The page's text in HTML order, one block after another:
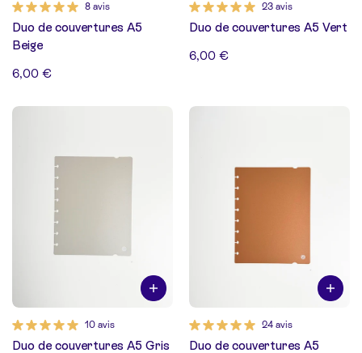
8 avis
Duo de couvertures A5
Beige
6,00 €
23 avis
Duo de couvertures A5 Vert
6,00 €
10 avis
Duo de couvertures A5 Gris
24 avis
Duo de couvertures A5